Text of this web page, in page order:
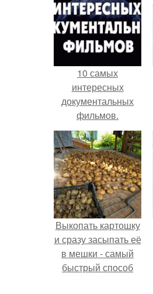
10 самых
интересных
документальных
фильмов.
Выкопать картошку
и сразу засыпать её
в мешки - самый
быстрый способ